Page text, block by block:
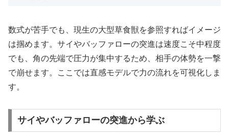
数式が苦手でも、現生の大型草食獣を参照すればイメージ
は掴めます。サイやバッファローの突進は速度こそ中程度
でも、角の先端で圧力が集中するため、相手の体勢を一撃
で崩せます。ここでは直感モデルで力の流れを可視化しま
す。
サイやバッファローの突進から学ぶ